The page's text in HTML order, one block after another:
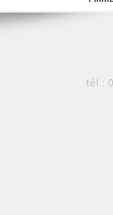
tél :